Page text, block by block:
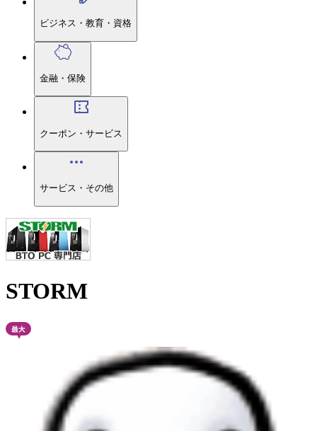
ビジネス・教育・資格
金融・保険
クーポン・サービス
サービス・その他
STORM